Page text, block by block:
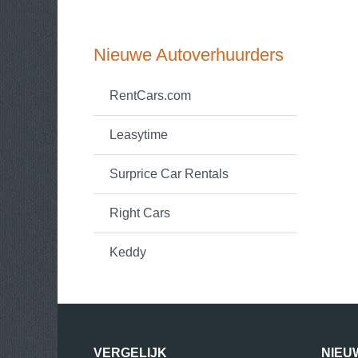
Nieuwe Autoverhuurders
RentCars.com
Leasytime
Surprice Car Rentals
Right Cars
Keddy
VERGELIJK